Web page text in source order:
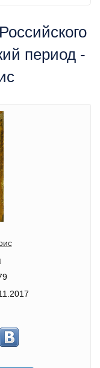
период -